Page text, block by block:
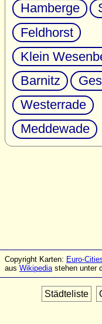
Hamberge
Feldhorst
Klein
Barnitz
Westerrade
Meddewade
Copyright Karten: Euro-
aus Wikipediastehen unter
Städteliste